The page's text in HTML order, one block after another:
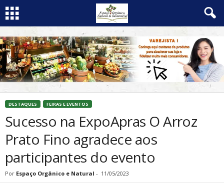
DESTAQUES FEIRAS E EVENTOS
Sucesso na ExpoApras O Arroz
Prato Fino agradece aos
participantes do evento
Por Espaço Orgânico e Natural - 11/05/2023